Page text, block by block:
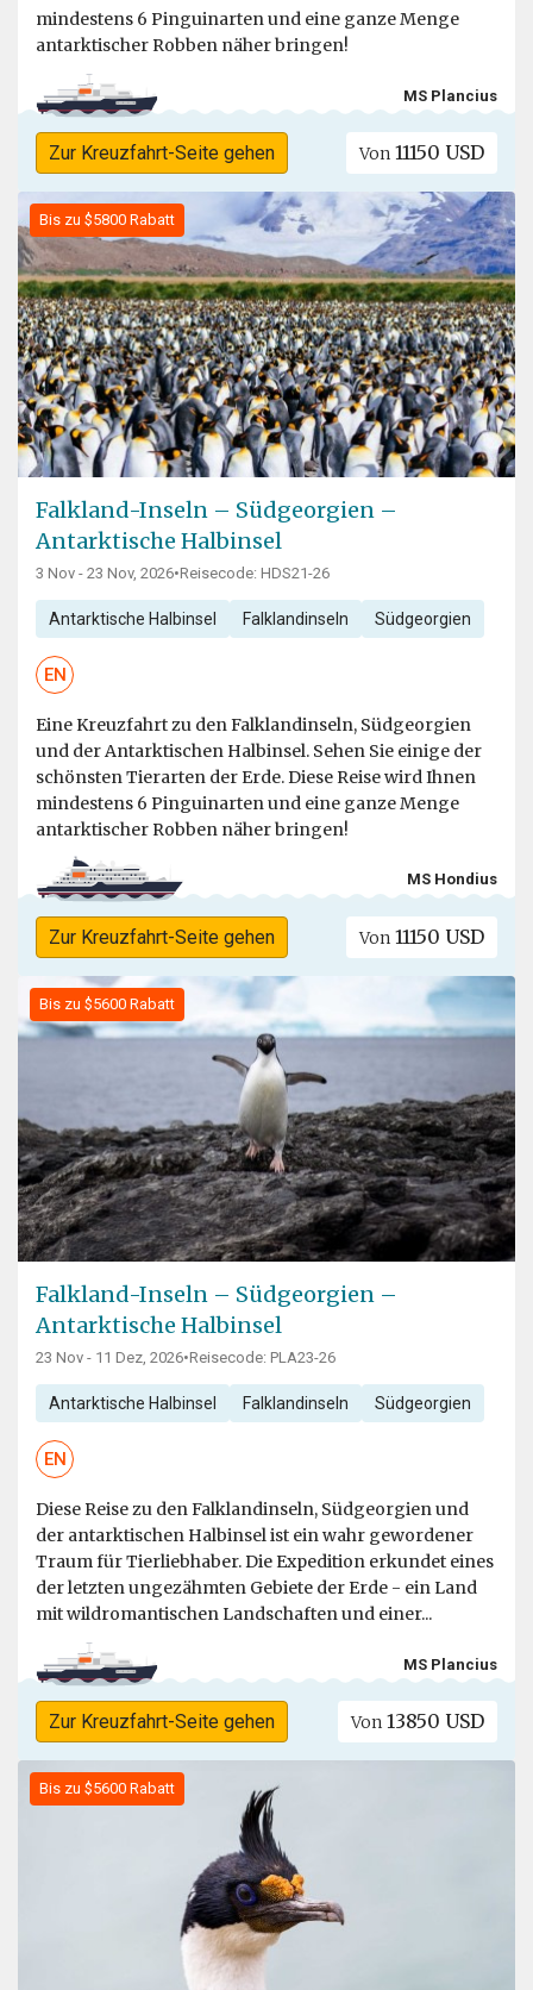
mindestens 6 Pinguinarten und eine ganze Menge
antarktischer Robben näher bringen!
MS Plancius
Zur Kreuzfahrt-Seite gehen Von 11150 USD
Bis zu $5800 Rabatt
Falkland-Inseln – Südgeorgien –
Antarktische Halbinsel
3 Nov - 23 Nov, 2026•Reisecode: HDS21-26
Antarktische Halbinsel Falklandinseln Südgeorgien
EN
Eine Kreuzfahrt zu den Falklandinseln, Südgeorgien
und der Antarktischen Halbinsel. Sehen Sie einige der
schönsten Tierarten der Erde. Diese Reise wird Ihnen
mindestens 6 Pinguinarten und eine ganze Menge
antarktischer Robben näher bringen!
MS Hondius
Zur Kreuzfahrt-Seite gehen Von 11150 USD
Bis zu $5600 Rabatt
Falkland-Inseln – Südgeorgien –
Antarktische Halbinsel
23 Nov - 11 Dez, 2026•Reisecode: PLA23-26
Antarktische Halbinsel Falklandinseln Südgeorgien
EN
Diese Reise zu den Falklandinseln, Südgeorgien und
der antarktischen Halbinsel ist ein wahr gewordener
Traum für Tierliebhaber. Die Expedition erkundet eines
der letzten ungezähmten Gebiete der Erde - ein Land
mit wildromantischen Landschaften und einer...
MS Plancius
Zur Kreuzfahrt-Seite gehen Von 13850 USD
Bis zu $5600 Rabatt